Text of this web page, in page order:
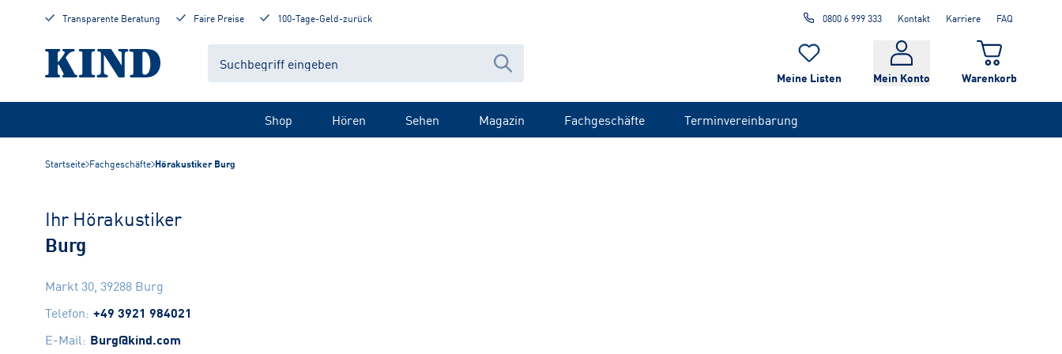
Transparente Beratung Faire Preise 100-Tage-Geld-zurück 0800 6 999 333 Kontakt Karriere FAQ
Meine Listen Mein Konto Warenkorb
Shop Hören Sehen Magazin Fachgeschäfte Terminvereinbarung
Startseite Fachgeschäfte Hörakustiker Burg
Ihr Hörakustiker
Burg
Markt 30, 39288 Burg
Telefon: +49 3921 984021
E-Mail: Burg@kind.com